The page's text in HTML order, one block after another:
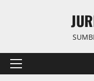
Primary